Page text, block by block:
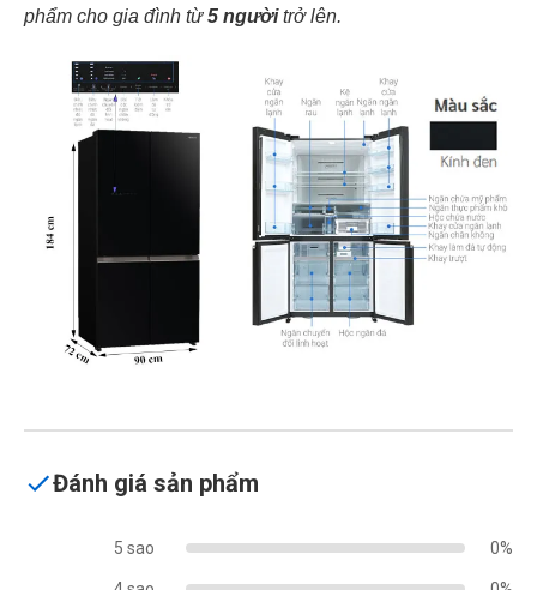
phẩm cho gia đình từ5 ngườitrở lên.
Đánh giá sản phẩm
5 sao 0%